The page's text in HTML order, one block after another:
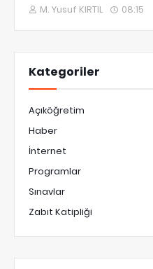
M. Yusuf KIRTIL 08:15
Kategoriler
Açıköğretim
Haber
İnternet
Programlar
Sınavlar
Zabıt Katipliği